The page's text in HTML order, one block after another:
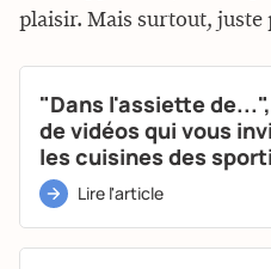
plaisir. Mais surtout, juste
"Dans l'assiette
de vidéos qui vous
les cuisines des
Lire l'article